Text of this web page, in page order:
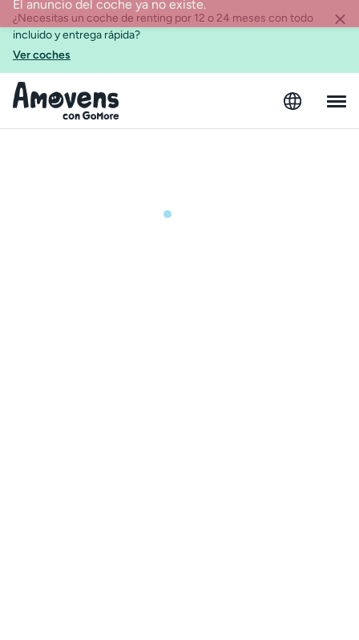
¿Necesitas un coche de renting por 12 o 24 meses con todo
incluido y entrega rápida?
Ver coches